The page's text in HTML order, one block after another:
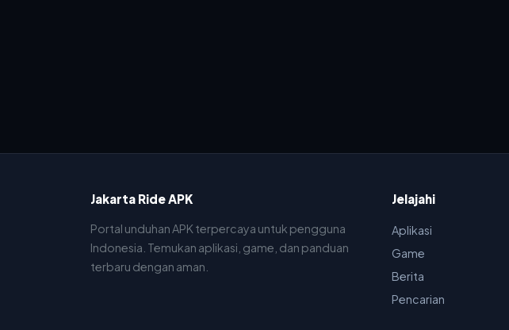
Jakarta Ride APK
Portal unduhan APK terpercaya untuk pengguna
Indonesia. Temukan aplikasi, game, dan panduan
terbaru dengan aman.
Jelajahi
Aplikasi
Game
Berita
Pencarian